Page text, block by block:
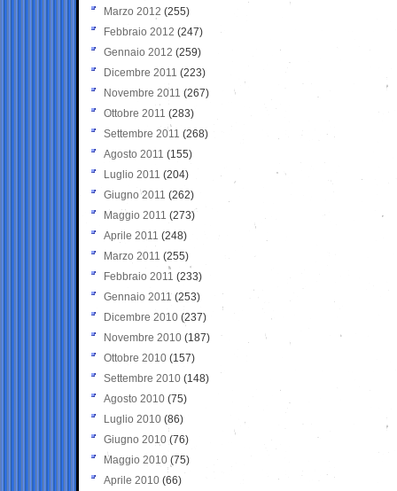
Marzo 2012 (255)
Febbraio 2012 (247)
Gennaio 2012 (259)
Dicembre 2011 (223)
Novembre 2011 (267)
Ottobre 2011 (283)
Settembre 2011 (268)
Agosto 2011 (155)
Luglio 2011 (204)
Giugno 2011 (262)
Maggio 2011 (273)
Aprile 2011 (248)
Marzo 2011 (255)
Febbraio 2011 (233)
Gennaio 2011 (253)
Dicembre 2010 (237)
Novembre 2010 (187)
Ottobre 2010 (157)
Settembre 2010 (148)
Agosto 2010 (75)
Luglio 2010 (86)
Giugno 2010 (76)
Maggio 2010 (75)
Aprile 2010 (66)